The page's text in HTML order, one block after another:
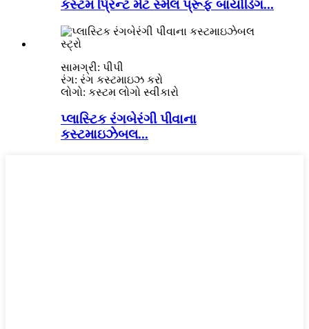
કસ્ટમ પ્રિન્ટ મેટ સ્મેલ પ્રૂફ બાયોડિગ...
સામગ્રી: પીપી
રંગ: રંગ કસ્ટમાઇઝ કરો
લોગો: કસ્ટમ લોગો સ્વીકારો
પ્લાસ્ટિક રંગબેરંગી પીવાના
કસ્ટમાઇઝેબલ...